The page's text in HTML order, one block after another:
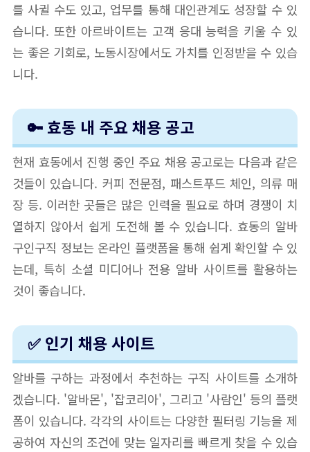
를 사귈 수도 있고, 업무를 통해 대인관계도 성장할 수 있
습니다. 또한 아르바이트는 고객 응대 능력을 키울 수 있
는 좋은 기회로, 노동시장에서도 가치를 인정받을 수 있습
니다.
🔑 효동 내 주요 채용 공고
현재 효동에서 진행 중인 주요 채용 공고로는 다음과 같은
것들이 있습니다. 커피 전문점, 패스트푸드 체인, 의류 매
장 등. 이러한 곳들은 많은 인력을 필요로 하며 경쟁이 치
열하지 않아서 쉽게 도전해 볼 수 있습니다. 효동의 알바
구인구직 정보는 온라인 플랫폼을 통해 쉽게 확인할 수 있
는데, 특히 소셜 미디어나 전용 알바 사이트를 활용하는
것이 좋습니다.
✅ 인기 채용 사이트
알바를 구하는 과정에서 추천하는 구직 사이트를 소개하
겠습니다. '알바몬', '잡코리아', 그리고 '사람인' 등의 플랫
폼이 있습니다. 각각의 사이트는 다양한 필터링 기능을 제
공하여 자신의 조건에 맞는 일자리를 빠르게 찾을 수 있습